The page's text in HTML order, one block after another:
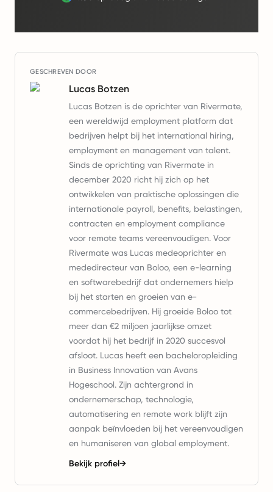
GESCHREVEN DOOR
Lucas Botzen
Lucas Botzen is de oprichter van Rivermate,
een wereldwijd employment platform dat
bedrijven helpt bij het international hiring,
employment en management van talent.
Sinds de oprichting van Rivermate in
december 2020 richt hij zich op het
ontwikkelen van praktische oplossingen die
internationale payroll, benefits, belastingen,
contracten en employment compliance
voor remote teams vereenvoudigen. Voor
Rivermate was Lucas medeoprichter en
mededirecteur van Boloo, een e-learning
en softwarebedrijf dat ondernemers hielp
bij het starten en groeien van e-
commercebedrijven. Hij groeide Boloo tot
meer dan €2 miljoen jaarlijkse omzet
voordat hij het bedrijf in 2020 succesvol
afsloot. Lucas heeft een bacheloropleiding
in Business Innovation van Avans
Hogeschool. Zijn achtergrond in
ondernemerschap, technologie,
automatisering en remote work blijft zijn
aanpak beïnvloeden bij het vereenvoudigen
en humaniseren van global employment.
Bekijk profiel→